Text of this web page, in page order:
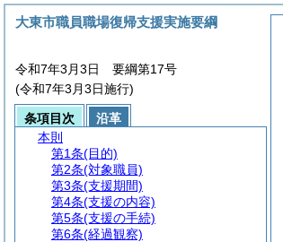
大東市職員職場復帰支援実施要綱
令和7年3月3日 要綱第17号
(令和7年3月3日施行)
条項目次
沿革
本則
第1条(目的)
第2条(対象職員)
第3条(支援期間)
第4条(支援の内容)
第5条(支援の手続)
第6条(経過観察)